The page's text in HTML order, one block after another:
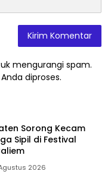
mengurangi spam.
diproses.
Sorong Kecam
Sipil di Festival
2026